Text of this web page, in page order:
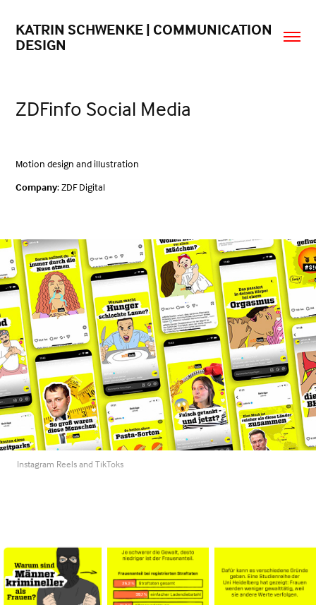
KATRIN SCHWENKE | COMMUNICATION
DESIGN
ZDFinfo Social Media
Motion design and illustration
Company: ZDF Digital
Instagram Reels and TikToks